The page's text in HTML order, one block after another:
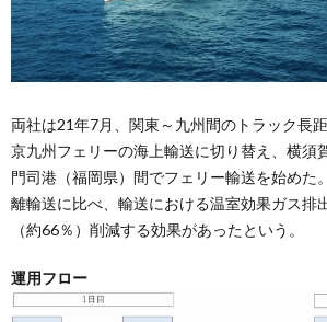
両社は21年7⽉、関東～九州間のトラック長
京九州フェリーの海上輸送に切り替え、横須
⾨司港（福岡県）間でフェリー輸送を始めた
離輸送に比べ、輸送における温室効果ガス排
（約66％）削減する効果があったという。
運用フロー